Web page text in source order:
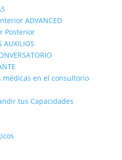
ADVANCED
Posterior
AUXILIOS
médicas en el consultorio
tus Capacidades